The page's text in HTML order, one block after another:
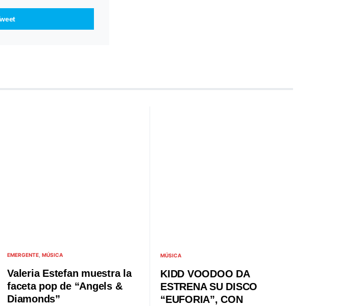
EMERGENTE MÚSICA
Valeria Estefan muestra la
faceta pop de “Angels &
Diamonds”
MÚSICA
KIDD VOODOO DA
ESTRENA SU DISCO
“EUFORIA”, CON